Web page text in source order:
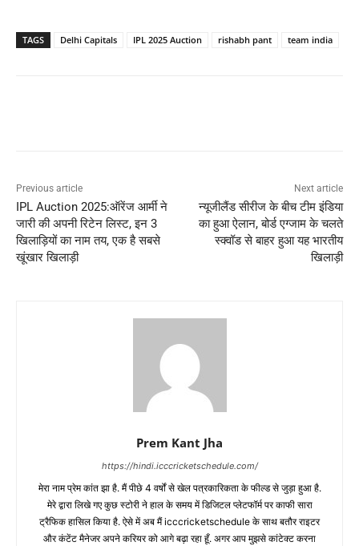
TAGS Delhi Capitals IPL 2025 Auction rishabh pant team india
Previous article
IPL Auction 2025:ऑरेंज आर्मी ने
जारी की अपनी रिटेन लिस्ट, इन 3
खिलाड़ियों का नाम तय, एक है सबसे
खूंखार खिलाड़ी
Next article
न्यूजीलैंड सीरीज के बीच टीम इंडिया
का हुआ ऐलान, बोर्ड एग्जाम के चलते
स्क्वॉड से बाहर हुआ यह भारतीय
खिलाड़ी
Prem Kant Jha
https://hindi.icccricketschedule.com/
मेरा नाम प्रेम कांत झा है. मैं पीछे 4 वर्षों से खेल पत्रकारिकता के फील्ड से जुड़ा हुआ है.
मेरे द्वारा लिखे गए कुछ स्टोरी ने हाल के समय में डिजिटल प्लेटफॉर्म पर काफी सारा
ट्रैफिक हासिल किया है. ऐसे में अब मैं icccricketschedule के साथ बतौर राइटर
और कंटेंट मैनेजर अपने करियर को आगे बढ़ा रहा हूँ. अगर आप मुझसे कांटेक्ट करना